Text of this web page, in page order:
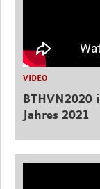
VIDEO
BTHVN2020
Jahres 2021